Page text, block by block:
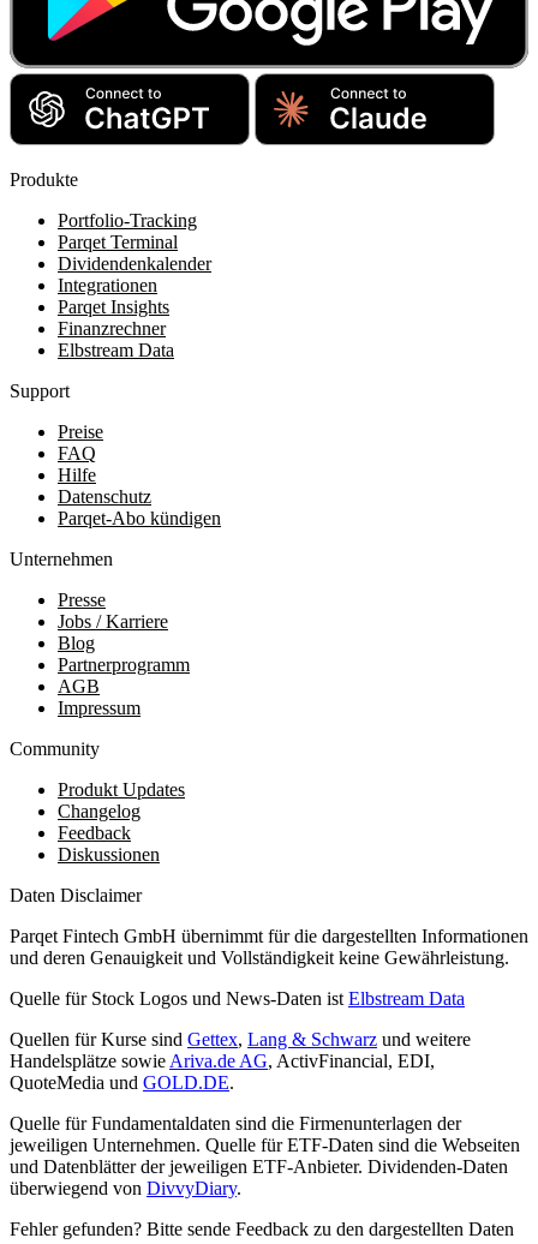
Produkte
Portfolio-Tracking
Parqet Terminal
Dividendenkalender
Integrationen
Parqet Insights
Finanzrechner
Elbstream Data
Support
Preise
FAQ
Hilfe
Datenschutz
Parqet-Abo kündigen
Unternehmen
Presse
Jobs / Karriere
Blog
Partnerprogramm
AGB
Impressum
Community
Produkt Updates
Changelog
Feedback
Diskussionen
Daten Disclaimer
Parqet Fintech GmbH übernimmt für die dargestellten Informationen
und deren Genauigkeit und Vollständigkeit keine Gewährleistung.
Quelle für Stock Logos und News-Daten ist Elbstream Data
Quellen für Kurse sind Gettex, Lang & Schwarz und weitere
Handelsplätze sowie Ariva.de AG, ActivFinancial, EDI,
QuoteMedia und GOLD.DE.
Quelle für Fundamentaldaten sind die Firmenunterlagen der
jeweiligen Unternehmen. Quelle für ETF-Daten sind die Webseiten
und Datenblätter der jeweiligen ETF-Anbieter. Dividenden-Daten
überwiegend von DivvyDiary.
Fehler gefunden? Bitte sende Feedback zu den dargestellten Daten